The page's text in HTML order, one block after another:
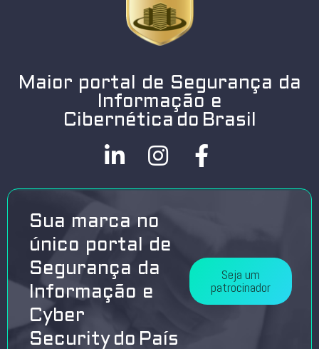
Maior portal de Segurança da
Informação e
Cibernética do Brasil
Sua marca no
único portal de
Segurança da
Informação e
Cyber
Security do País
Seja um
patrocinador